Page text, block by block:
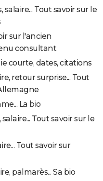
Tout savoir sur le
sur l'ancien
consultant
courte, dates, citations
retour surprise... Tout
La bio
Tout savoir sur le
Tout savoir sur
palmarès... Sa bio